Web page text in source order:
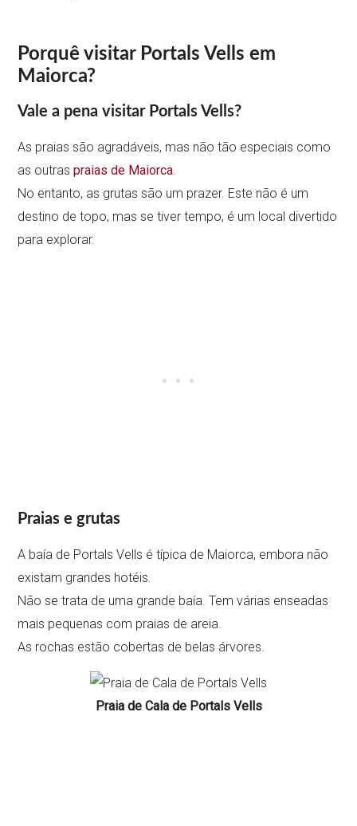
Porquê visitar Portals Vells em
Maiorca?
Vale a pena visitar Portals Vells?
As praias são agradáveis, mas não tão especiais como
as outraspraias de Maiorca
No entanto, as grutas são um prazer. Este não é um
destino de topo, mas se tiver tempo, é um local divertido
para explorar.
Praias e grutas
A baía de Portals Vells é típica de Maiorca, embora não
existam grandes hotéis.
Não se trata de uma grande baía. Tem várias enseadas
mais pequenas com praias de areia.
As rochas estão cobertas de belas árvores.
Praia de Cala de Portals Vells